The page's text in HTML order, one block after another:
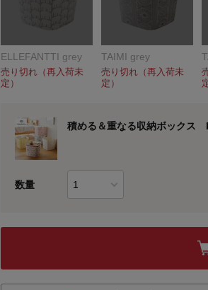
ELLEFANTTI grey
売り切れ（再入荷未
定）
TAIMI grey
売り切れ（再入荷未
定）
積める＆重なる収納ボック
数量